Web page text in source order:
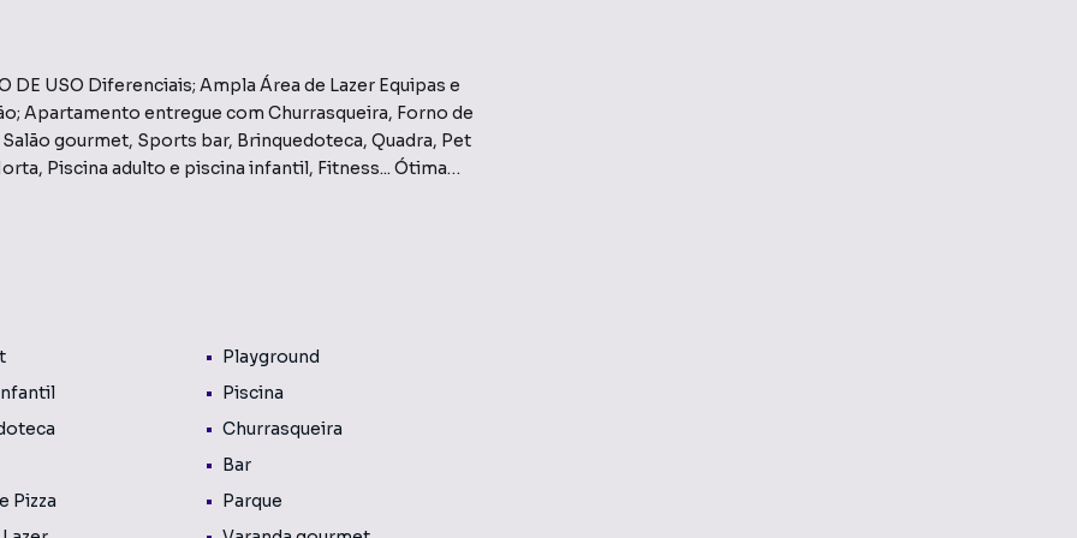
Ampla Área de Lazer Equipas e
Apartamento entregue com Churrasqueira, Forno de
Salão gourmet, Sports bar, Brinquedoteca, Quadra, Pet
Piscina adulto e piscina infantil, Fitness... Ótima
Hipermercados 550m; Estação Oratório do
bairro Vila Prudente (Zona Leste), em São Paulo. Não
sobre Apartamento em São Paulo? Entre em
6000.
casas residenciais e comerciais,
ou locação, além de empreendimentos em
(Zona Leste) e em outras regiões de São Paulo.
Playground
Piscina
Churrasqueira
Bar
Pizza
Parque